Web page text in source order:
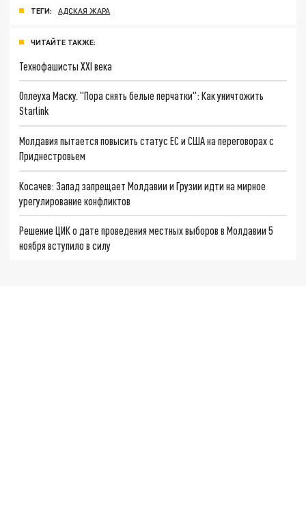
ТЕГИ: АДСКАЯ ЖАРА
ЧИТАЙТЕ ТАКЖЕ:
Технофашисты XXI века
Оплеуха Маску. "Пора снять белые перчатки": Как уничтожить
Starlink
Молдавия пытается повысить статус ЕС и США на переговорах с
Приднестровьем
Косачев: Запад запрещает Молдавии и Грузии идти на мирное
урегулирование конфликтов
Решение ЦИК о дате проведения местных выборов в Молдавии 5
ноября вступило в силу